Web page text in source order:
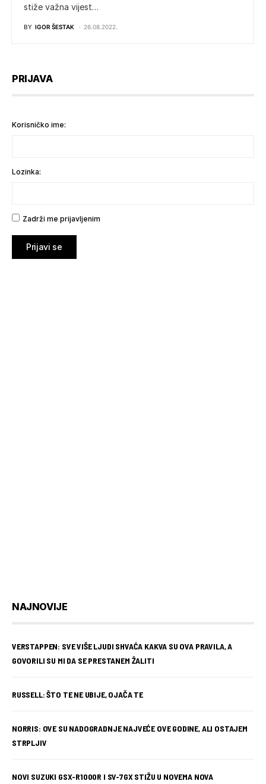
stiže važna vijest…
BY IGOR ŠESTAK 26.08.2022.
PRIJAVA
Korisničko ime:
Lozinka:
Zadrži me prijavljenim
Prijavi se
NAJNOVIJE
VERSTAPPEN: SVE VIŠE LJUDI SHVAĆA KAKVA SU OVA PRAVILA, A
GOVORILI SU MI DA SE PRESTANEM ŽALITI
RUSSELL: ŠTO TE NE UBIJE, OJAČA TE
NORRIS: OVE SU NADOGRADNJE NAJVEĆE OVE GODINE, ALI OSTAJEM
STRPLJIV
NOVI SUZUKI GSX-R1000R I SV-7GX STIŽU U NOVEMA NOVA